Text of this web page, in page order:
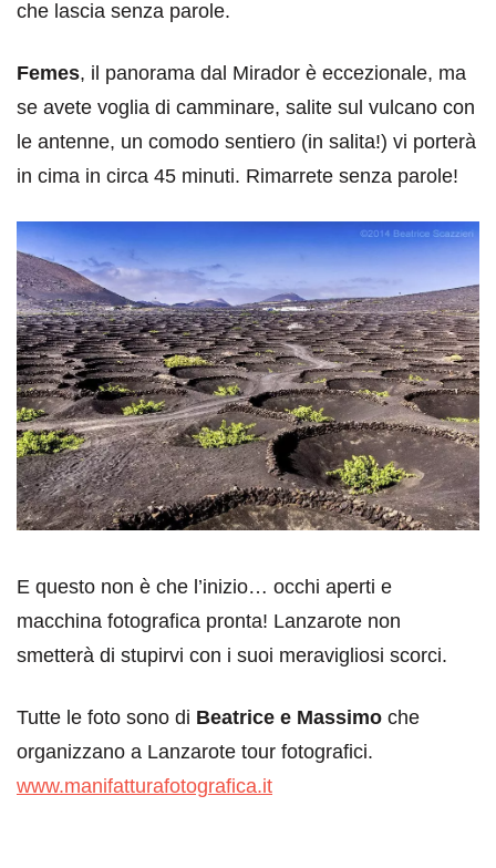
che lascia senza parole.
Femes, il panorama dal Mirador è eccezionale, ma
se avete voglia di camminare, salite sul vulcano con
le antenne, un comodo sentiero (in salita!) vi porterà
in cima in circa 45 minuti. Rimarrete senza parole!
E questo non è che l’inizio… occhi aperti e
macchina fotografica pronta! Lanzarote non
smetterà di stupirvi con i suoi meravigliosi scorci.
Tutte le foto sono di Beatrice e Massimo che
organizzano a Lanzarote tour fotografici.
www.manifatturafotografica.it